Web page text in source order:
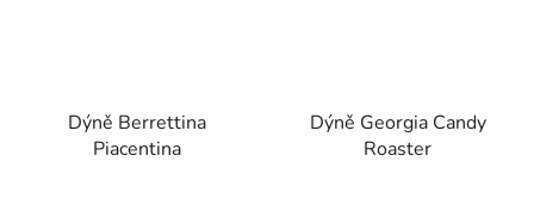
Dýně Berrettina
Piacentina
Dýně Georgia Candy
Roaster